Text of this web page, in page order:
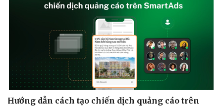
Hướng dẫn cách tạo chiến dịch quảng cáo trên